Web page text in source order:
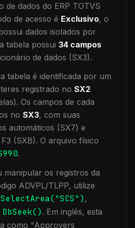
de dados do ERP TOTVS
de acesso é Exclusivo, o
dados isolados por
tabela possui 34 campos
de dados (SX3).
tabela é identificada por um
registrado no SX2
Os campos de cada
no SX3, com suas
automáticos (SX7) e
(SXB). O arquivo físico
.
manipular os registros da
ADVPL/TLPP, utilize
SCS"),
DbSeek(). Em inglês, esta
como "Approvers